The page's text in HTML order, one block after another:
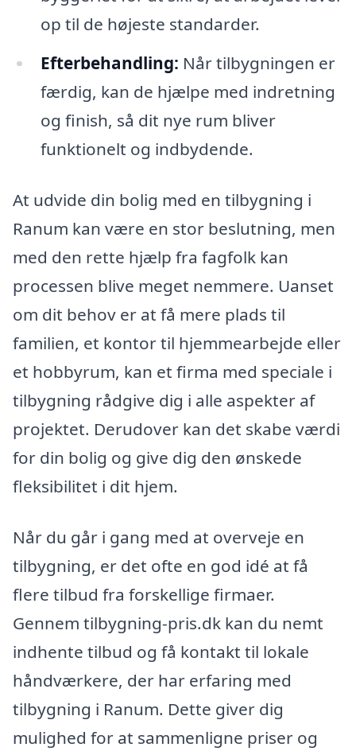
op til de højeste standarder.
Efterbehandling: Når tilbygningen er
færdig, kan de hjælpe med indretning
og finish, så dit nye rum bliver
funktionelt og indbydende.
At udvide din bolig med en tilbygning i
Ranum kan være en stor beslutning, men
med den rette hjælp fra fagfolk kan
processen blive meget nemmere. Uanset
om dit behov er at få mere plads til
familien, et kontor til hjemmearbejde eller
et hobbyrum, kan et firma med speciale i
tilbygning rådgive dig i alle aspekter af
projektet. Derudover kan det skabe værdi
for din bolig og give dig den ønskede
fleksibilitet i dit hjem.
Når du går i gang med at overveje en
tilbygning, er det ofte en god idé at få
flere tilbud fra forskellige firmaer.
Gennem tilbygning-pris.dk kan du nemt
indhente tilbud og få kontakt til lokale
håndværkere, der har erfaring med
tilbygning i Ranum. Dette giver dig
mulighed for at sammenligne priser og